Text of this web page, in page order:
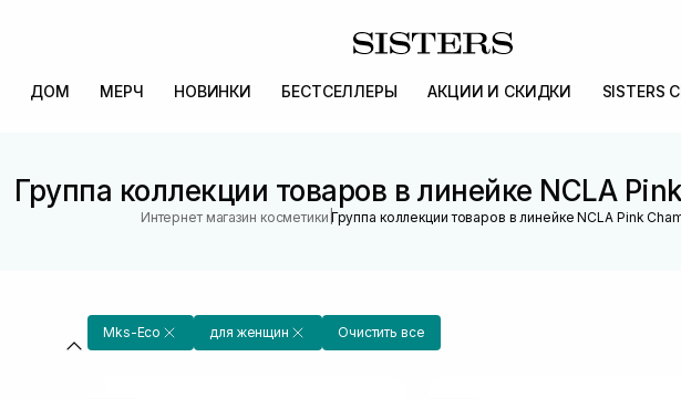
ДОМ МЕРЧ НОВИНКИ БЕСТСЕЛЛЕРЫ АКЦИИ И СКИДКИ SISTERS
Группа коллекции товаров в линейке NCLA
Интернет магазин косметики |Группа коллекции товаров в линейке NCLA Pink
Mks-Eco для женщин Очистить все